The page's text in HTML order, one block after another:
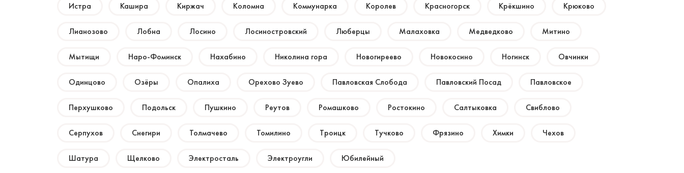
Истра Кашира Киржач Коломна Коммунарка Королев Красногорск Крёкшино Крюково
Лианозово Лобна Лосино Лосиностровский Люберцы Малаховка Медведково Митино
Мытищи Наро-Фоминск Нахабино Николина гора Новогиреево Новокосино Ногинск Овчинки
Одинцово Озёры Опалиха Орехово Зуево Павловская Слобода Павловский Посад Павловское
Перхушково Подольск Пушкино Реутов Ромашково Ростокино Салтыковка Свиблово
Серпухов Снегири Толмачево Томилино Троицк Тучково Фрязино Химки Чехов
Шатура Щелково Электросталь Электроугли Юбилейный